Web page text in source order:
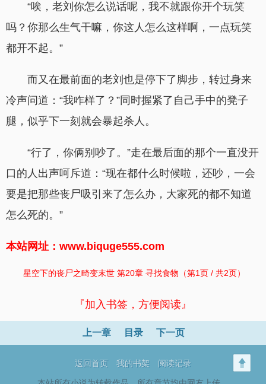
“唉，老刘你怎么说话呢，我不就跟你开个玩笑
吗？你那么生气干嘛，你这人怎么这样啊，一点玩笑
都开不起。”
而又在最前面的老刘也是停下了脚步，转过身来
冷声问道：“我咋样了？”同时握紧了自己手中的凳子
腿，似乎下一刻就会暴起杀人。
“行了，你俩别吵了。”走在最后面的那个一直没开
口的人出声呵斥道：“现在都什么时候啦，还吵，一会
要是把那些丧尸吸引来了怎么办，大家死的都不知道
怎么死的。”
本站网址：www.biquge555.com
星空下的丧尸之畸变末世 第20章 寻找食物（第1页 / 共2页）
『加入书签，方便阅读』
上一章 目录 下一页
返回首页 我的书架 阅读记录